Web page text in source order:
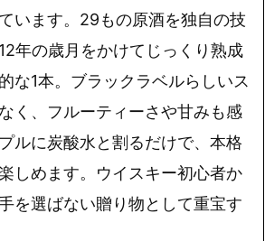
います。29もの原酒を独自の技
年の歳月をかけてじっくり熟成
な1本。ブラックラベルらしいス
く、フルーティーさや甘みも感
ルに炭酸水と割るだけで、本格
しめます。 ウイスキー初心者か
を選ばない贈り物として重宝す